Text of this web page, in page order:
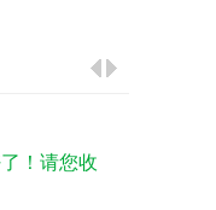
！请您收